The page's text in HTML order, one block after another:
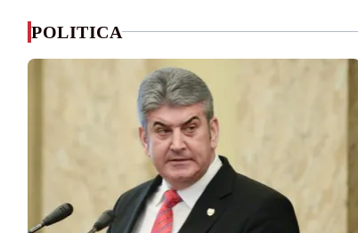
POLITICA